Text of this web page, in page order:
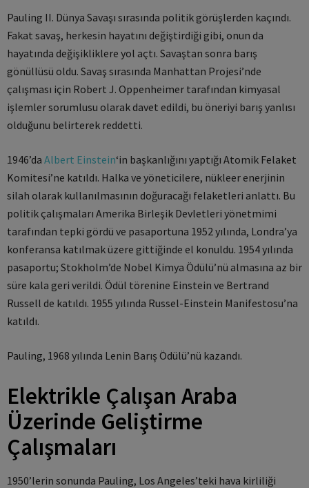
Pauling II. Dünya Savaşı sırasında politik görüşlerden kaçındı.
Fakat savaş, herkesin hayatını değiştirdiği gibi, onun da
hayatında değişikliklere yol açtı. Savaştan sonra barış
gönüllüsü oldu. Savaş sırasında Manhattan Projesi’nde
çalışması için Robert J. Oppenheimer tarafından kimyasal
işlemler sorumlusu olarak davet edildi, bu öneriyi barış yanlısı
olduğunu belirterek reddetti.
1946’da Albert Einstein‘in başkanlığını yaptığı Atomik Felaket
Komitesi’ne katıldı. Halka ve yöneticilere, nükleer enerjinin
silah olarak kullanılmasının doğuracağı felaketleri anlattı. Bu
politik çalışmaları Amerika Birleşik Devletleri yönetmimi
tarafından tepki gördü ve pasaportuna 1952 yılında, Londra’ya
konferansa katılmak üzere gittiğinde el konuldu. 1954 yılında
pasaportu; Stokholm’de Nobel Kimya Ödülü’nü almasına az bir
süre kala geri verildi. Ödül törenine Einstein ve Bertrand
Russell de katıldı. 1955 yılında Russel-Einstein Manifestosu’na
katıldı.
Pauling, 1968 yılında Lenin Barış Ödülü’nü kazandı.
Elektrikle Çalışan Araba
Üzerinde Geliştirme
Çalışmaları
1950’lerin sonunda Pauling, Los Angeles’teki hava kirliliği